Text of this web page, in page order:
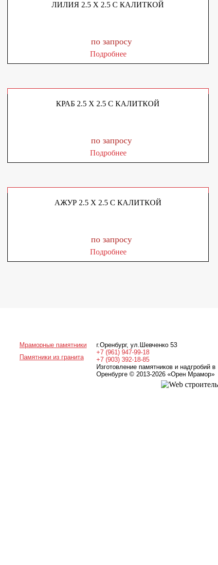
ЛИЛИЯ 2.5 X 2.5 С КАЛИТКОЙ
по запросу
Подробнее
КРАБ 2.5 X 2.5 С КАЛИТКОЙ
по запросу
Подробнее
АЖУР 2.5 X 2.5 С КАЛИТКОЙ
по запросу
Подробнее
Мраморные памятники
Памятники из гранита
г.Оренбург, ул.Шевченко 53
+7 (961) 947-99-18
+7 (903) 392-18-85
Изготовление памятников и надгробий в
Оренбурге © 2013-2026 «Орен Мрамор»